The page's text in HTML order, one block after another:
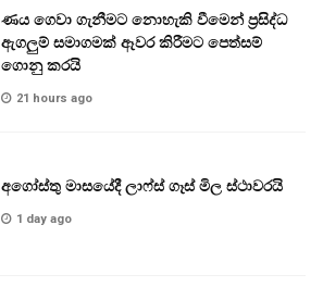
ණය ගෙවා ගැනීමට නොහැකි වීමෙන් ප්‍රසිද්ධ
ඇගලුම් සමාගමක් ඈවර කිරීමට පෙත්සම්
ගොනු කරයි
21 hours ago
අගෝස්තු මාසයේදී ලාෆ්ස් ගෑස් මිල ස්ථාවරයි
1 day ago